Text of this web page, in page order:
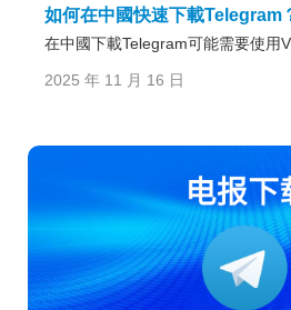
如何在中國快速下載Telegram
在中國下載Telegram可能需要使用
2025 年 11 月 16 日